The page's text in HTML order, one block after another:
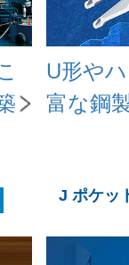
U形や
富な鋼
J ポケ